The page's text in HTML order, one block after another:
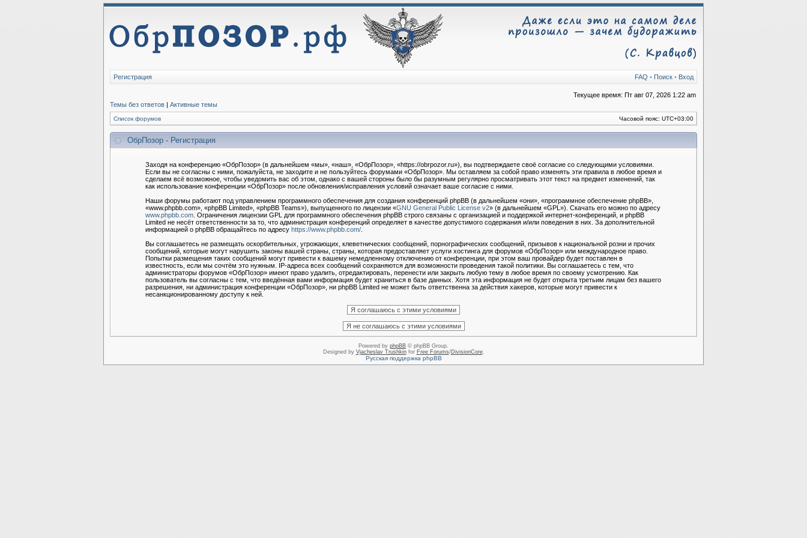
FAQ • Поиск • Вход
Регистрация
Текущее время: Пт авг 07, 2026 1:22 am
Темы без ответов | Активные темы
Список форумов Часовой пояс: UTC+03:00
ОбрПозор - Регистрация
Заходя на конференцию «ОбрПозор» (в дальнейшем «мы», «наш», «ОбрПозор», «https://obrpozor.ru»), вы подтверждаете своё согласие со следующими условиями.
Если вы не согласны с ними, пожалуйста, не заходите и не пользуйтесь форумами «ОбрПозор». Мы оставляем за собой право изменять эти правила в любое время и
сделаем всё возможное, чтобы уведомить вас об этом, однако с вашей стороны было бы разумным регулярно просматривать этот текст на предмет изменений, так
как использование конференции «ОбрПозор» после обновления/исправления условий означает ваше согласие с ними.
Наши форумы работают под управлением программного обеспечения для создания конференций phpBB (в дальнейшем «они», «программное обеспечение phpBB»,
«www.phpbb.com», «phpBB Limited», «phpBB Teams»), выпущенного по лицензии «GNU General Public License v2» (в дальнейшем «GPL»). Скачать его можно по адресу
www.phpbb.com. Ограничения лицензии GPL для программного обеспечения phpBB строго связаны с организацией и поддержкой интернет-конференций, и phpBB
Limited не несёт ответственности за то, что администрация конференций определяет в качестве допустимого содержания и/или поведения в них. За дополнительной
информацией о phpBB обращайтесь по адресу https://www.phpbb.com/.
Вы соглашаетесь не размещать оскорбительных, угрожающих, клеветнических сообщений, порнографических сообщений, призывов к национальной розни и прочих
сообщений, которые могут нарушить законы вашей страны, страны, которая предоставляет услуги хостинга для форумов «ОбрПозор» или международное право.
Попытки размещения таких сообщений могут привести к вашему немедленному отключению от конференции, при этом ваш провайдер будет поставлен в
известность, если мы сочтём это нужным. IP-адреса всех сообщений сохраняются для возможности проведения такой политики. Вы соглашаетесь с тем, что
администраторы форумов «ОбрПозор» имеют право удалить, отредактировать, перенести или закрыть любую тему в любое время по своему усмотрению. Как
пользователь вы согласны с тем, что введённая вами информация будет храниться в базе данных. Хотя эта информация не будет открыта третьим лицам без вашего
разрешения, ни администрация конференции «ОбрПозор», ни phpBB Limited не может быть ответственна за действия хакеров, которые могут привести к
несанкционированному доступу к ней.
Powered by phpBB © phpBB Group.
Designed by Vjacheslav Trushkinfor Free Forums/DivisionCore.
Русская поддержка phpBB